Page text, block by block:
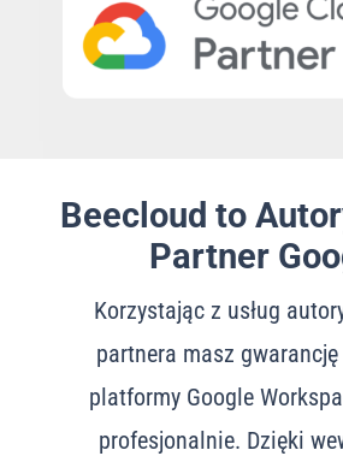
Beecloud to
Partner
Korzystając z usług
partnera masz
platformy Google
profesjonalnie. Dzięki